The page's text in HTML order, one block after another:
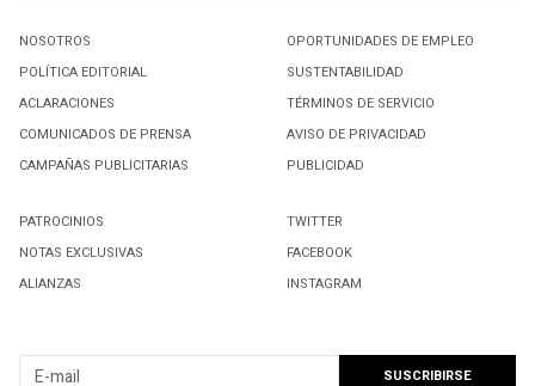
NOSOTROS
POLÍTICA EDITORIAL
ACLARACIONES
COMUNICADOS DE PRENSA
CAMPAÑAS PUBLICITARIAS
OPORTUNIDADES DE EMPLEO
SUSTENTABILIDAD
TÉRMINOS DE SERVICIO
AVISO DE PRIVACIDAD
PUBLICIDAD
PATROCINIOS
NOTAS EXCLUSIVAS
ALIANZAS
TWITTER
FACEBOOK
INSTAGRAM